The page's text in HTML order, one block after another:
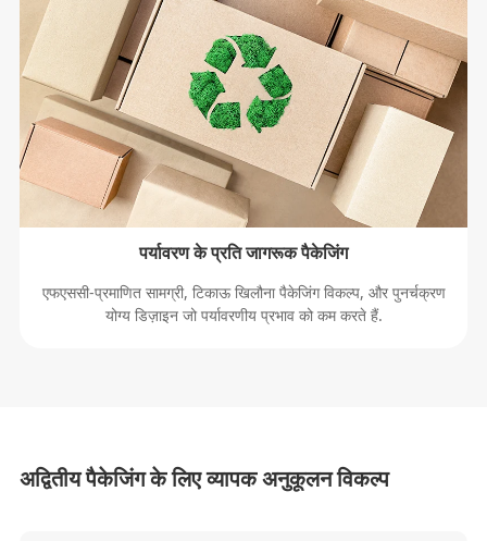
पर्यावरण के प्रति जागरूक पैकेजिंग
एफएससी-प्रमाणित सामग्री, टिकाऊ खिलौना पैकेजिंग विकल्प, और पुनर्चक्रण
योग्य डिज़ाइन जो पर्यावरणीय प्रभाव को कम करते हैं.
अद्वितीय पैकेजिंग के लिए व्यापक अनुकूलन विकल्प